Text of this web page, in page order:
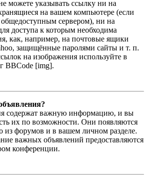
можете указывать ссылку ни на
на вашем компьютере (если
общедоступным сервером), ни на
доступа к которым необходима
как, например, на почтовые ящики
защищённые паролями сайты и т. п.
на изображения используйте в
BBCode [img].
содержат важную информацию, и вы
их по возможности. Они появляются
из форумов и в вашем личном разделе.
важных объявлений предоставляются
конференции.